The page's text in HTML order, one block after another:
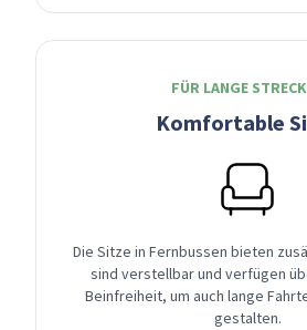
FÜR LANGE
Komfortable
Die Sitze in Fernbussen bieten
sind verstellbar und verfügen
Beinfreiheit, um auch lange
gestalten.